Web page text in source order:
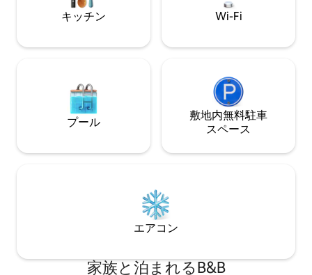
キッチン Wi-Fi
プール
敷地内無料駐⁠車
ス⁠ペ⁠ー⁠ス
エアコン
家族と泊まれるB&B